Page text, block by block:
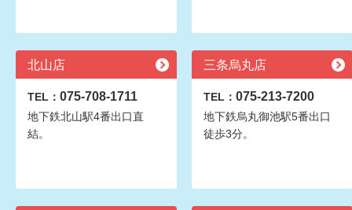
北山店
TEL： 075-708-1711
地下鉄北山駅4番出口直
結。
三条烏丸店
TEL： 075-213-7200
地下鉄烏丸御池駅5番出口
徒歩3分。